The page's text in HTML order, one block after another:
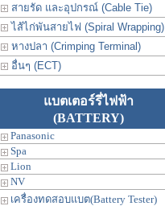
สายรัด และอุปกรณ์ (Cable Tie)
ไส้ไก่พันสายไฟ (Spiral Wrapping)
หางปลา (Crimping Terminal)
อื่นๆ (ECT)
แบตเตอร์รี่ไฟฟ้า
(BATTERY)
Panasonic
Spa
Lion
NV
เครื่องทดสอบแบต(Battery Tester)